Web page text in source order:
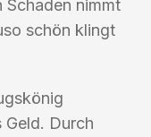
Schaden nimmt
schön klingt
Geld. Durch